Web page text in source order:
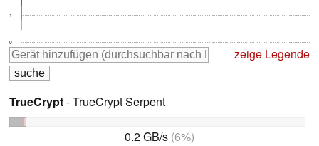
0
1
zeige Legende
TrueCrypt- TrueCrypt Serpent
0.2 GB/s (6%)